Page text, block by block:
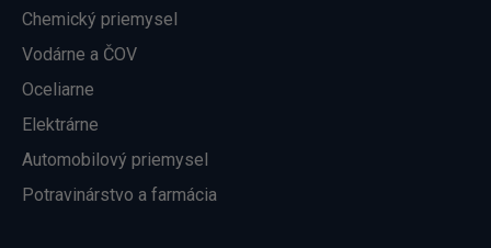
Chemický priemysel
Vodárne a ČOV
Oceliarne
Elektrárne
Automobilový priemysel
Potravinárstvo a farmácia